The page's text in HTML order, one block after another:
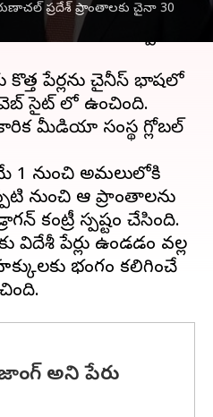
ప్రదేశ్‌ ప్రాంతాలకు చైనా 30
సరిహద్దుల ప్రాంతాలు
మరో సారి వివాదాస్పద
కొత్త పేర్లను చైనీస్ భాషలో
వెబ్ సైట్ లో ఉంచింది.
మీడియా సంస్థ గ్లోబల్
1 నుంచి అమలులోకి
నుంచి ఆ ప్రాంతాలను
కంట్రీ స్పష్టం చేసింది.
విదేశీ పేర్లు ఉండడం వల్ల
భంగం కలిగించే
అని పేరు